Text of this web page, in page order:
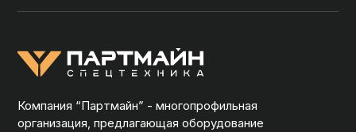
Компания “Партмайн” - многопрофильная
организация, предлагающая оборудование